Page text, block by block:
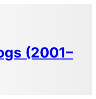
(2001–